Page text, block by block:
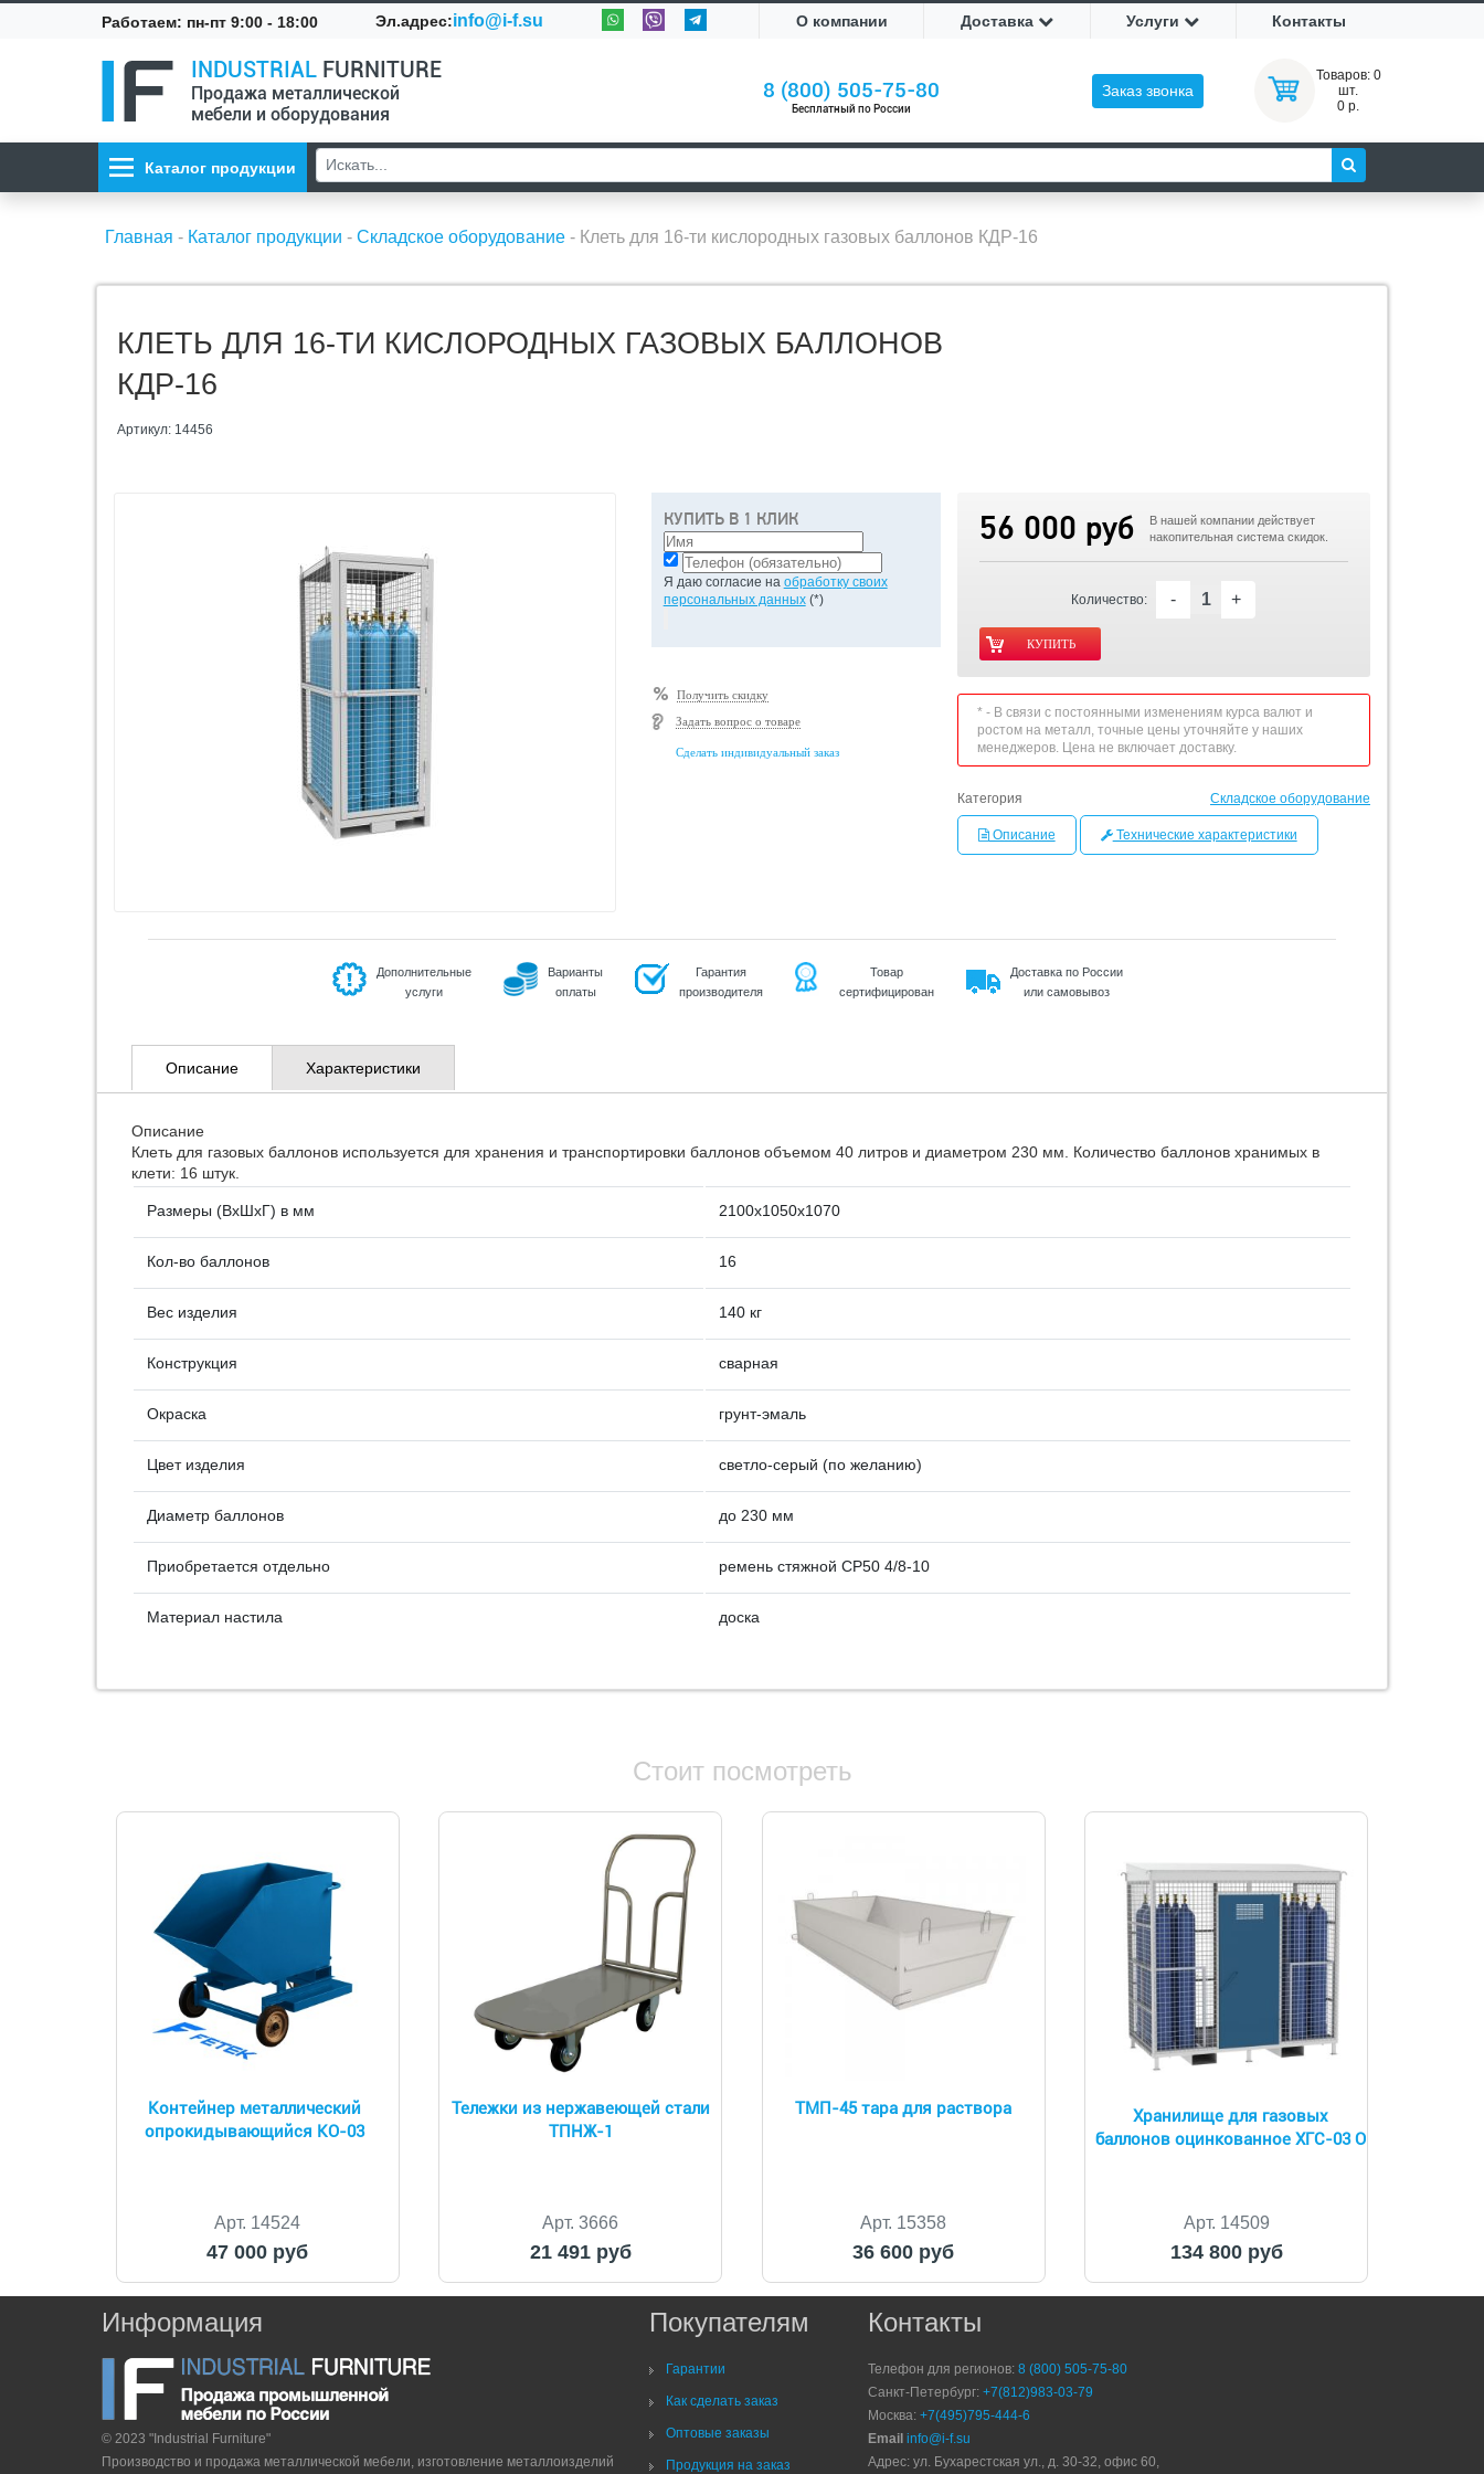
Работаем: пн-пт 9:00 - 18:00 Эл.адрес:info@i-f.su О компании Доставка Услуги Контакты
INDUSTRIAL FURNITURE
Продажа металлической
мебели и оборудования
8 (800) 505-75-80
Бесплатный по России
Заказ звонка
Товаров: 0
шт.
0 р.
Каталог продукции
Главная - Каталог продукции - Складское оборудование - Клеть для 16-ти кислородных газовых баллонов КДР-16
КЛЕТЬ ДЛЯ 16-ТИ КИСЛОРОДНЫХ ГАЗОВЫХ БАЛЛОНОВ
КДР-16
Артикул: 14456
КУПИТЬ В 1 КЛИК
Я даю согласие на обработку своих
персональных данных(*)
Получить скидку
Задать вопрос о товаре
Сделать индивидуальный заказ
56 000 руб
В нашей компании действует
накопительная система скидок.
Количество: - +
* - В связи с постоянными изменениям курса валют и
ростом на металл, точные цены уточняйте у наших
менеджеров. Цена не включает доставку.
Категория Складское оборудование
Описание Технические характеристики
Дополнительные
услуги
Варианты
оплаты
Гарантия
производителя
Товар
сертифицирован
Доставка по России
или самовывоз
Описание Характеристики
Описание
Клеть для газовых баллонов используется для хранения и транспортировки баллонов объемом 40 литров и диаметром 230 мм. Количество баллонов хранимых в
клети: 16 штук.
Размеры (ВхШхГ) в мм 2100х1050х1070
Кол-во баллонов 16
Вес изделия 140 кг
Конструкция сварная
Окраска грунт-эмаль
Цвет изделия светло-серый (по желанию)
Диаметр баллонов до 230 мм
Приобретается отдельно ремень стяжной СР50 4/8-10
Материал настила доска
Стоит посмотреть
Контейнер металлический
опрокидывающийся КО-03
Арт. 14524
47 000 руб
Тележки из нержавеющей стали
ТПНЖ-1
Арт. 3666
21 491 руб
ТМП-45 тара для раствора
Арт. 15358
36 600 руб
Хранилище для газовых
баллонов оцинкованное ХГС-03 О
Арт. 14509
134 800 руб
Информация
© 2023 "Industrial Furniture"
Производство и продажа металлической мебели, изготовление металлоизделий
Покупателям
Гарантии
Как сделать заказ
Оптовые заказы
Продукция на заказ
Контакты
Телефон для регионов:8 (800) 505-75-80
Санкт-Петербург:+7(812)983-03-79
Москва:+7(495)795-444-6
Email info@i-f.su
Адрес: ул. Бухарестская ул., д. 30-32, офис 60,